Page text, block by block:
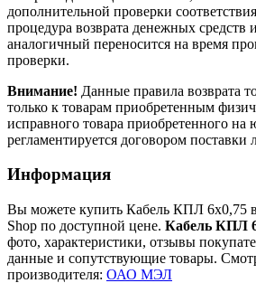
дополнительной проверки
процедура возврата денежных средств
аналогичный переносится на время
проверки.
Внимание! Данные правила возврата
только к товарам приобретенным
исправного товара приобретенного на
регламентируется договором
Информация
Вы можете купить Кабель КПЛ 6х0,75
Shop по доступной цене. Кабель КПЛ
фото, характеристики, отзывы
данные и сопутствующие товары.
производителя: ОАО МЭЛ